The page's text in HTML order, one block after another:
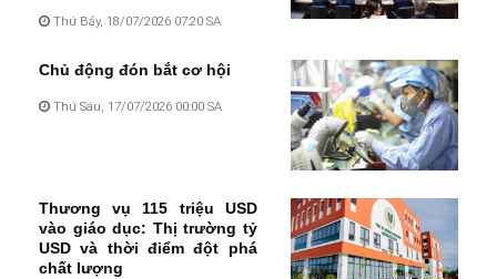
Thứ Bảy, 18/07/2026 07:20 SA
Chủ động đón bắt cơ hội
Thứ Sáu, 17/07/2026 00:00 SA
Thương vụ 115 triệu USD
vào giáo dục: Thị trường tỷ
USD và thời điểm đột phá
chất lượng